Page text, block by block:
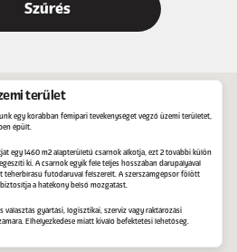
terület
egy korábban fémipari tevékenységet végző üzemi területet,
épült.
egy 1460 m2 alapterületű csarnok alkotja, ezt 2 további külön
ki. A csarnok egyik fele teljes hosszában darupályával
teherbírású futódaruval felszerelt. A szerszámgépsor fölött
a hatékony belső mozgatást.
választás gyártási, logisztikai, szerviz vagy raktározási
Elhelyezkedése miatt kiváló befektetési lehetőség.